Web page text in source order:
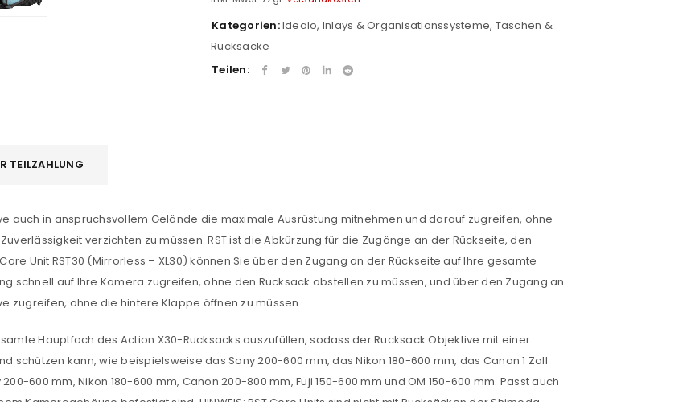
Kategorien:Idealo, Inlays & Organisationssysteme, Taschen &
Rucksäcke
Teilen:
TEILZAHLUNG
auch in anspruchsvollem Gelände die maximale Ausrüstung mitnehmen und darauf zugreifen, ohne
verzichten zu müssen. RST ist die Abkürzung für die Zugänge an der Rückseite, den
Unit RST30 (Mirrorless – XL30) können Sie über den Zugang an der Rückseite auf Ihre gesamte
schnell auf Ihre Kamera zugreifen, ohne den Rucksack abstellen zu müssen, und über den Zugang an
zugreifen, ohne die hintere Klappe öffnen zu müssen.
Hauptfach des Action X30-Rucksacks auszufüllen, sodass der Rucksack Objektive mit einer
schützen kann, wie beispielsweise das Sony 200-600 mm, das Nikon 180-600 mm, das Canon 1 Zoll
600 mm, Nikon 180-600 mm, Canon 200-800 mm, Fuji 150-600 mm und OM 150-600 mm. Passt auch